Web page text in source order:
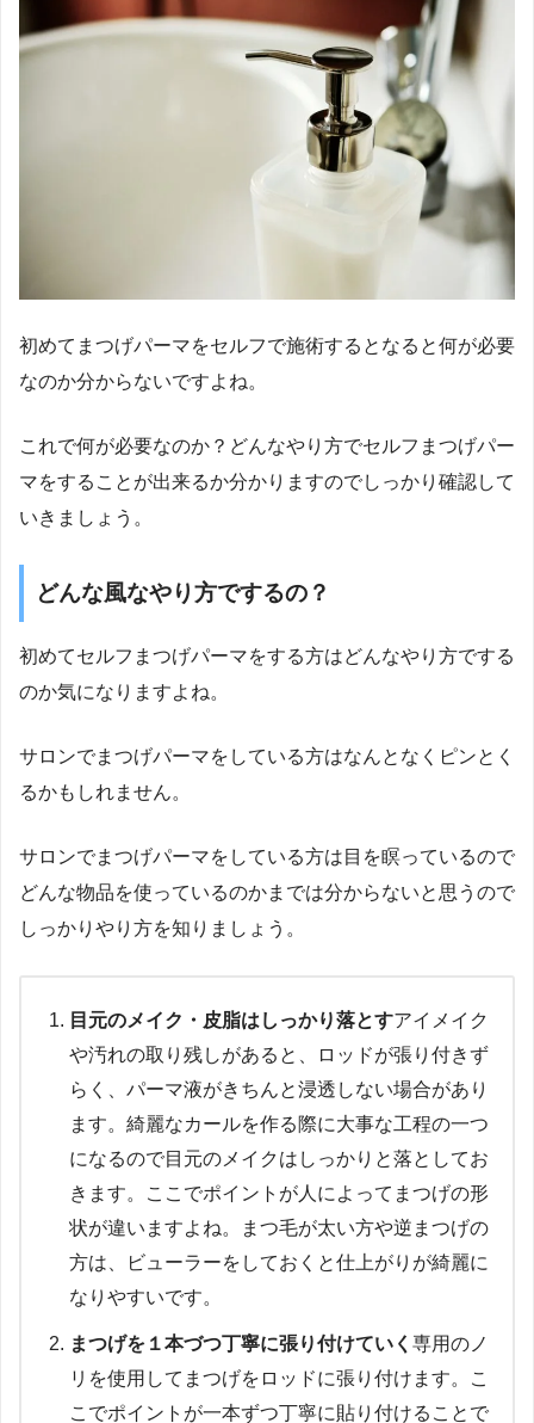
初めてまつげパーマをセルフで施術するとなると何が必要
なのか分からないですよね。
これで何が必要なのか？どんなやり方でセルフまつげパー
マをすることが出来るか分かりますのでしっかり確認して
いきましょう。
どんな風なやり方でするの？
初めてセルフまつげパーマをする方はどんなやり方でする
のか気になりますよね。
サロンでまつげパーマをしている方はなんとなくピンとく
るかもしれません。
サロンでまつげパーマをしている方は目を瞑っているので
どんな物品を使っているのかまでは分からないと思うので
しっかりやり方を知りましょう。
目元のメイク・皮脂はしっかり落とすアイメイク
や汚れの取り残しがあると、ロッドが張り付きず
らく、パーマ液がきちんと浸透しない場合があり
ます。 綺麗なカールを作る際に大事な工程の一つ
になるので目元のメイクはしっかりと落としてお
きます。
ここでポイントが人によってまつげの形
状が違いますよね。
まつ毛が太い方や逆まつげの
方は、ビューラーをしておくと仕上がりが綺麗に
なりやすいです。
まつげを１本づつ丁寧に張り付けていく 専用のノ
リを使用してまつげをロッドに張り付けます。
こ
こでポイントが一本ずつ丁寧に貼り付けることで